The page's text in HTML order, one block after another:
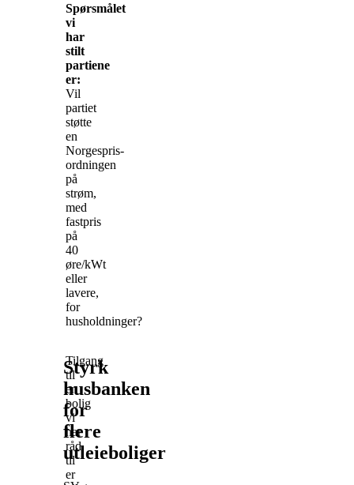
Spørsmålet
vi
har
stilt
partiene
er:
Vil
partiet
støtte
en
Norgespris-
ordningen
på
strøm,
med
fastpris
på
40
øre/kWt
eller
lavere,
for
husholdninger?
Styrk
husbanken
for
flere
utleieboliger
Tilgang
til
en
bolig
vi
har
råd
til
er